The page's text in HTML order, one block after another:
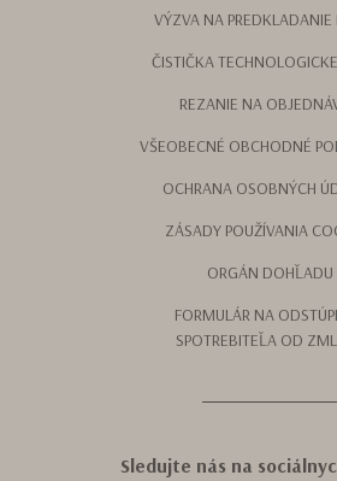
VÝZVA NA PREDKLADANIE
ČISTIČKA
REZANIE NA
VŠEOBECNÉ OBCHODNÉ
OCHRANA OSOBNÝCH
ZÁSADY POUŽÍVANIA
ORGÁN DOHĽADU
FORMULÁR NA
SPOTREBITEĽA OD
Sledujte nás na